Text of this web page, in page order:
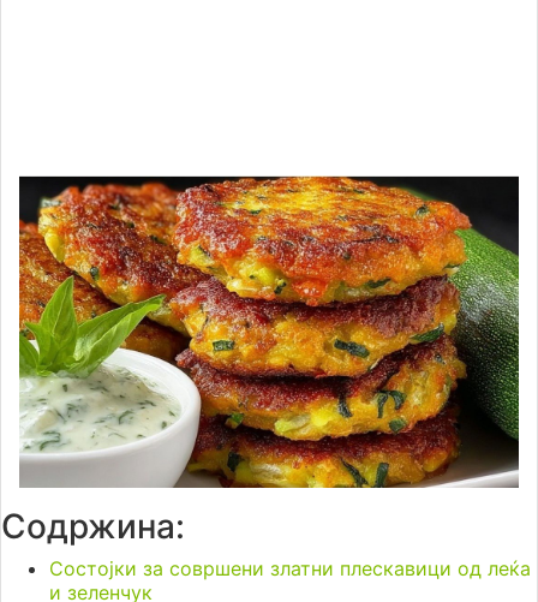
Содржина:
Состојки за совршени златни плескавици од леќа
и зеленчук